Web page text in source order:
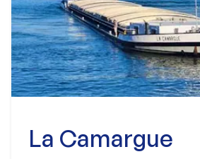
La Camargue